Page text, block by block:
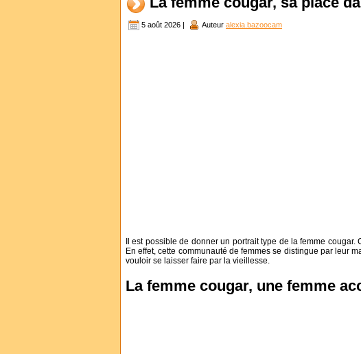
5 août 2026 | Auteur alexia.bazoocam
Il est possible de donner un portrait type de la femme
En effet, cette communauté de femmes se distingue par leur
vouloir se laisser faire par la vieillesse.
La femme cougar, une femme